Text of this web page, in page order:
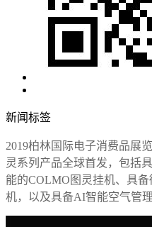
新闻标签
2019柏林国际电子消费品展
灵系列产品全球首发，包括
能的COLMO图灵挂机、具
机，以及具备AI智能空气管